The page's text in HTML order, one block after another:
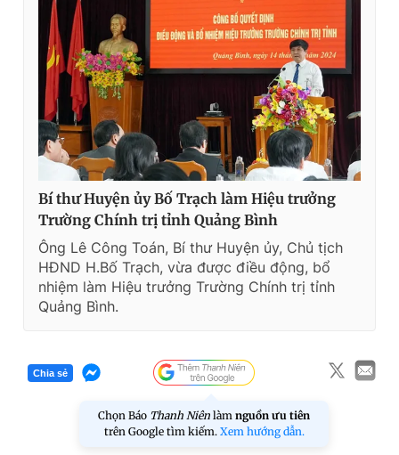
Bí thư Huyện ủy Bố Trạch làm Hiệu trưởng
Trường Chính trị tỉnh Quảng Bình
Ông Lê Công Toán, Bí thư Huyện ủy, Chủ tịch
HĐND H.Bố Trạch, vừa được điều động, bổ
nhiệm làm Hiệu trưởng Trường Chính trị tỉnh
Quảng Bình.
Chia sẻ
Chọn Báo Thanh Niên làm nguồn ưu tiên
trên Google tìm kiếm. Xem hướng dẫn.